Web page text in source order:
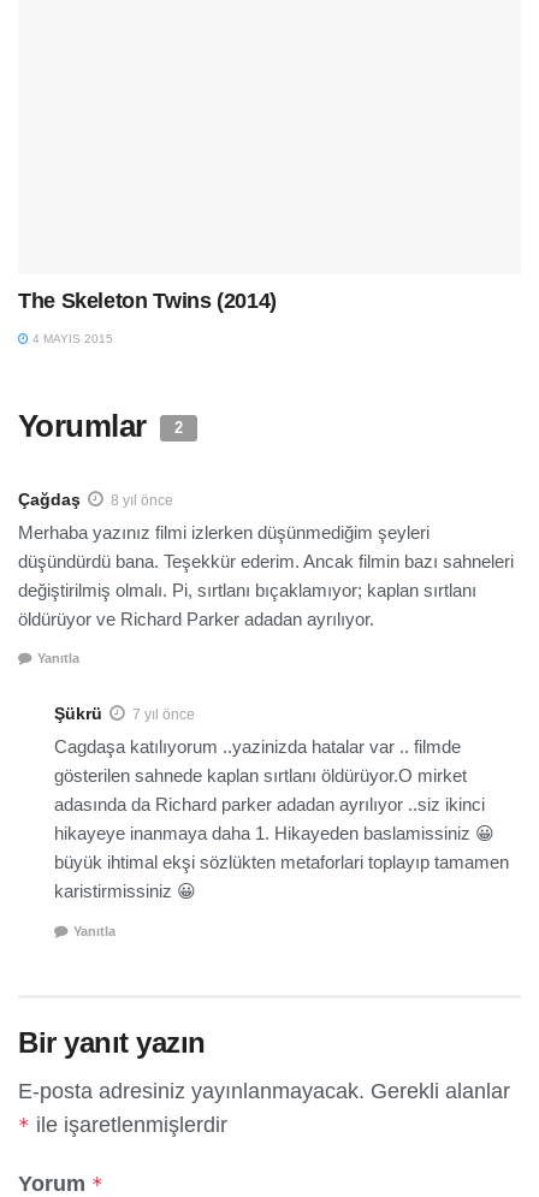
The Skeleton Twins (2014)
4 MAYIS 2015
Yorumlar 2
Çağdaş 8 yıl önce
Merhaba yazınız filmi izlerken düşünmediğim şeyleri
düşündürdü bana. Teşekkür ederim. Ancak filmin bazı sahneleri
değiştirilmiş olmalı. Pi, sırtlanı bıçaklamıyor; kaplan sırtlanı
öldürüyor ve Richard Parker adadan ayrılıyor.
Yanıtla
Şükrü 7 yıl önce
Cagdaşa katılıyorum ..yazinizda hatalar var .. filmde
gösterilen sahnede kaplan sırtlanı öldürüyor.O mirket
adasında da Richard parker adadan ayrılıyor ..siz ikinci
hikayeye inanmaya daha 1. Hikayeden baslamissiniz 😀
büyük ihtimal ekşi sözlükten metaforlari toplayıp tamamen
karistirmissiniz 😀
Yanıtla
Bir yanıt yazın
E-posta adresiniz yayınlanmayacak. Gerekli alanlar
* ile işaretlenmişlerdir
Yorum *